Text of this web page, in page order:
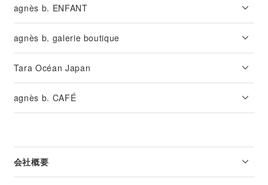
agnès b. ENFANT
agnès b. galerie boutique
Tara Océan Japan
agnès b. CAFÉ
会社概要